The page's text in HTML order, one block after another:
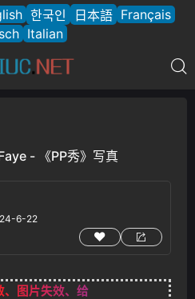
한국인 日本語 Français
Italian
- 《PP秀》写真
6-22
、图片失效、给